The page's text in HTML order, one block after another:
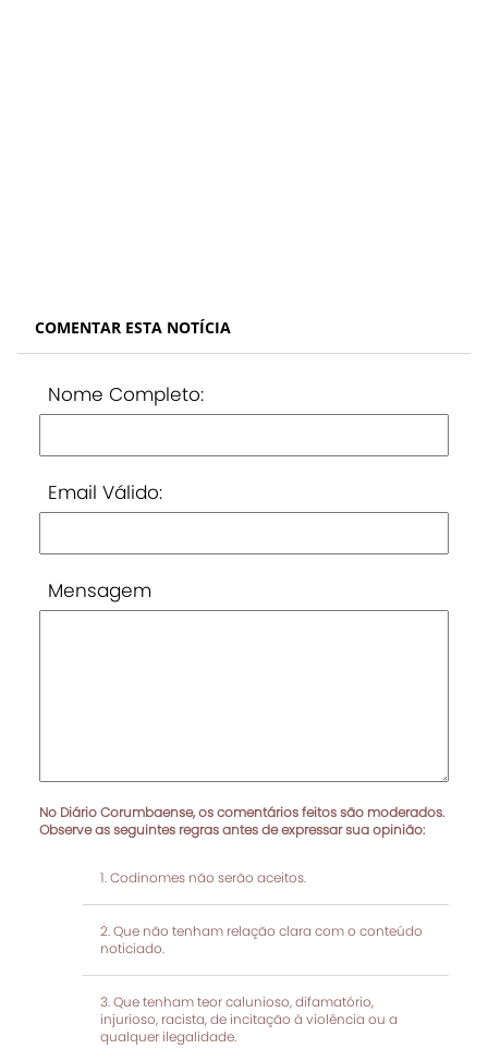
COMENTAR ESTA NOTÍCIA
Nome Completo:
Email Válido:
Mensagem
No Diário Corumbaense, os comentários feitos são moderados.
Observe as seguintes regras antes de expressar sua opinião:
Codinomes não serão aceitos.
Que não tenham relação clara com o conteúdo
noticiado.
Que tenham teor calunioso, difamatório,
injurioso, racista, de incitação à violência ou a
qualquer ilegalidade.